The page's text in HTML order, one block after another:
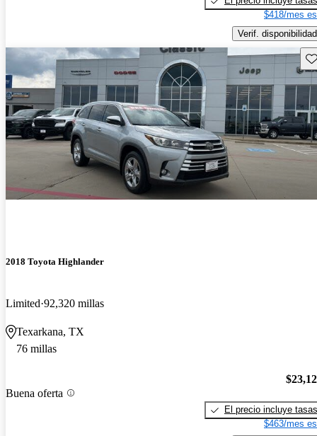
$418/mes
Verif. disponibilidad
2018 Toyota Highlander
Limited 92,320 millas
Texarkana, TX
76 millas
Buena oferta
El precio incluye tasas
$463/mes